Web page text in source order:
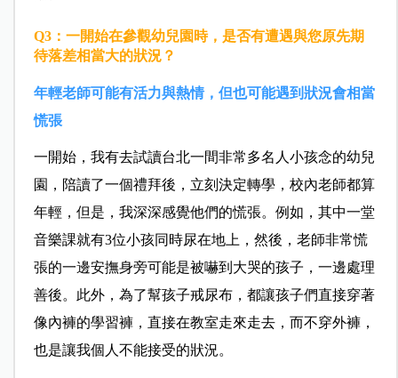
Q3：一開始在參觀幼兒園時，是否有遭遇與您原先期
待落差相當大的狀況？
年輕老師可能有活力與熱情，但也可能遇到狀況會相當
慌張
一開始，我有去試讀台北一間非常多名人小孩念的幼兒
園，陪讀了一個禮拜後，立刻決定轉學，校內老師都算
年輕，但是，我深深感覺他們的慌張。例如，其中一堂
音樂課就有3位小孩同時尿在地上，然後，老師非常慌
張的一邊安撫身旁可能是被嚇到大哭的孩子，一邊處理
善後。此外，為了幫孩子戒尿布，都讓孩子們直接穿著
像內褲的學習褲，直接在教室走來走去，而不穿外褲，
也是讓我個人不能接受的狀況。